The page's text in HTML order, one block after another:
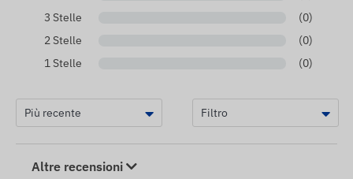
3 Stelle
(0)
2 Stelle
(0)
1 Stelle
(0)
Altre recensioni